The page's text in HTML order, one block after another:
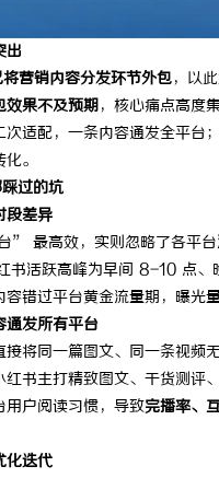
出
营销内容分发环节外包，以
效果不及预期，核心痛点高度
适配，一条内容通发全平
。
过的坑
段差异
” 最高效，实则忽略了各平台
活跃高峰为早间 8-10 点
错过平台黄金流量期，曝光
通发所有平台
将同一篇图文、同一条视
书主打精致图文、干货测
用户阅读习惯，导致完播率、
化迭代